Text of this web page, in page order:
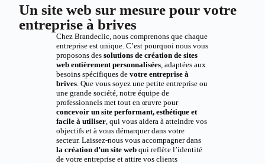
Un site web sur mesure pour votre
entreprise à brives
Chez Brandeclic, nous comprenons que chaque
entreprise est unique. C’est pourquoi nous vous
proposons des solutions de création de sites
web entièrement personnalisées, adaptées aux
besoins spécifiques de votre entreprise à
brives. Que vous soyez une petite entreprise ou
une grande société, notre équipe de
professionnels met tout en œuvre pour
concevoir un site performant, esthétique et
facile à utiliser, qui vous aidera à atteindre vos
objectifs et à vous démarquer dans votre
secteur. Laissez-nous vous accompagner dans
la création d’un site webqui reflète l’identité
de votre entreprise et attire vos clients